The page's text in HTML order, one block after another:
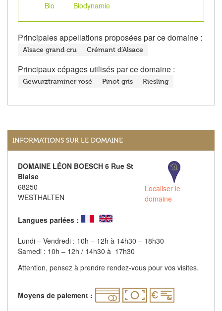
Bio Biodynamie
Principales appellations proposées par ce domaine :
Alsace grand cru Crémant d’Alsace
Principaux cépages utilisés par ce domaine :
Gewurztraminer rosé Pinot gris Riesling
INFORMATIONS SUR LE DOMAINE
DOMAINE LÉON BOESCH 6 Rue St
Blaise
68250
WESTHALTEN
Localiser le
domaine
Langues parlées :
Lundi – Vendredi : 10h – 12h à 14h30 – 18h30
Samedi : 10h – 12h / 14h30 à 17h30
Attention, pensez à prendre rendez-vous pour vos visites.
Moyens de paiement :